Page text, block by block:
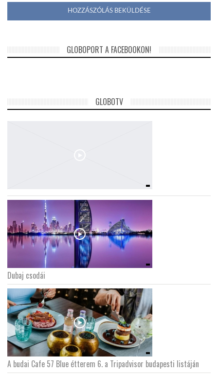
GLOBOPORT A FACEBOOKON!
GLOBOTV
Dubaj csodái
A budai Cafe 57 Blue étterem 6. a Tripadvisor budapesti listáján